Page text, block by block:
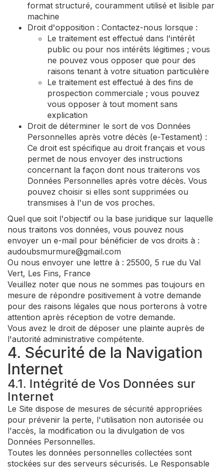
format structuré, couramment utilisé et lisible par
machine
Droit d'opposition : Contactez-nous lorsque :
Le traitement est effectué dans l'intérêt
public ou pour nos intérêts légitimes ; vous
ne pouvez vous opposer que pour des
raisons tenant à votre situation particulière
Le traitement est effectué à des fins de
prospection commerciale ; vous pouvez
vous opposer à tout moment sans
explication
Droit de déterminer le sort de vos Données
Personnelles après votre décès (e-Testament) :
Ce droit est spécifique au droit français et vous
permet de nous envoyer des instructions
concernant la façon dont nous traiterons vos
Données Personnelles après votre décès. Vous
pouvez choisir si elles sont supprimées ou
transmises à l'un de vos proches.
Quel que soit l'objectif ou la base juridique sur laquelle
nous traitons vos données, vous pouvez nous
envoyer un e-mail pour bénéficier de vos droits à :
audoubsmurmure@gmail.com
Ou nous envoyer une lettre à : 25500, 5 rue du Val
Vert, Les Fins, France
Veuillez noter que nous ne sommes pas toujours en
mesure de répondre positivement à votre demande
pour des raisons légales que nous porterons à votre
attention après réception de votre demande.
Vous avez le droit de déposer une plainte auprès de
l'autorité administrative compétente.
4. Sécurité de la Navigation
Internet
4.1. Intégrité de Vos Données sur
Internet
Le Site dispose de mesures de sécurité appropriées
pour prévenir la perte, l'utilisation non autorisée ou
l'accès, la modification ou la divulgation de vos
Données Personnelles.
Toutes les données personnelles collectées sont
stockées sur des serveurs sécurisés. Le Responsable